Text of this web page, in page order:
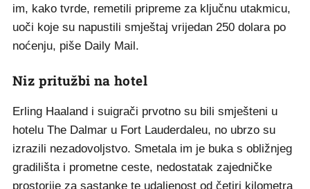
im, kako tvrde, remetili pripreme za ključnu utakmicu,
uoči koje su napustili smještaj vrijedan 250 dolara po
noćenju, piše Daily Mail.
Niz pritužbi na hotel
Erling Haaland i suigrači prvotno su bili smješteni u
hotelu The Dalmar u Fort Lauderdaleu, no ubrzo su
izrazili nezadovoljstvo. Smetala im je buka s obližnjeg
gradilišta i prometne ceste, nedostatak zajedničke
prostorije za sastanke te udaljenost od četiri kilometra